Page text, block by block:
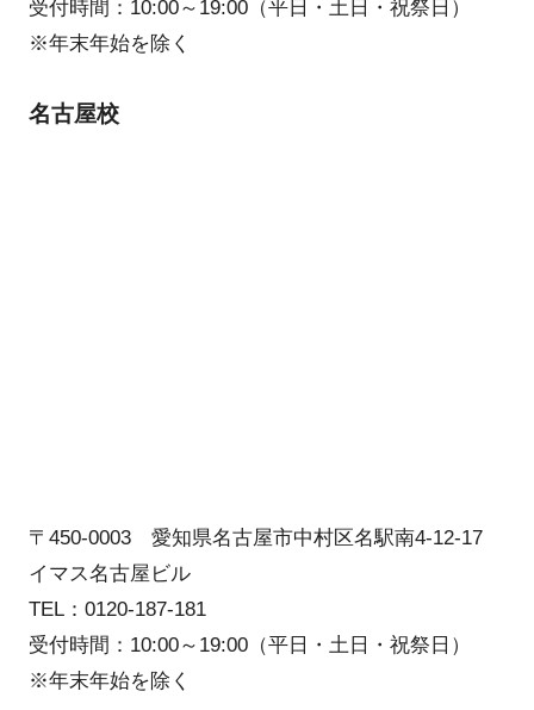
受付時間：10:00～19:00（平日・土日・祝祭日）
※年末年始を除く
名古屋校
〒450-0003 愛知県名古屋市中村区名駅南4-12-17
イマス名古屋ビル
TEL：0120-187-181
受付時間：10:00～19:00（平日・土日・祝祭日）
※年末年始を除く